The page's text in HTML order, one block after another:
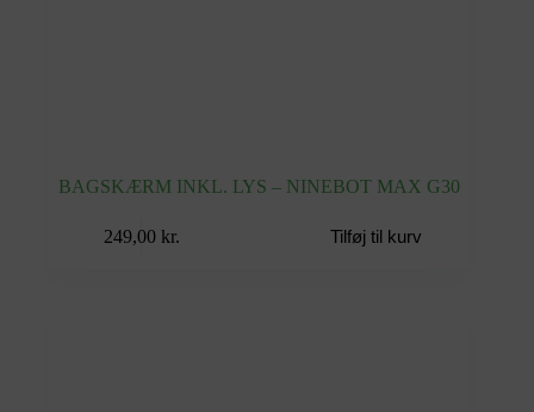
BAGSKÆRM INKL. LYS – NINEBOT MAX G30
249,00 kr. Tilføj til kurv